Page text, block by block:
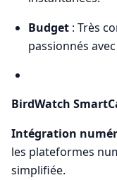
Budget : Très
passionnés
BirdWatch
Intégration
les plateformes
simplifiée.